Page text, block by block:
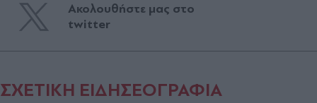
Ακολουθήστε μας στο
twitter
ΣΧΕΤΙΚΗ ΕΙΔΗΣΕΟΓΡΑΦΙΑ